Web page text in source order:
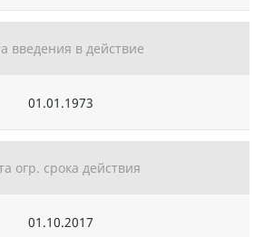
введения в действие
01.01.1973
огр. срока действия
01.10.2017